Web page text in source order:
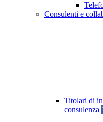
Consulenti e
Titolari di
consulenza